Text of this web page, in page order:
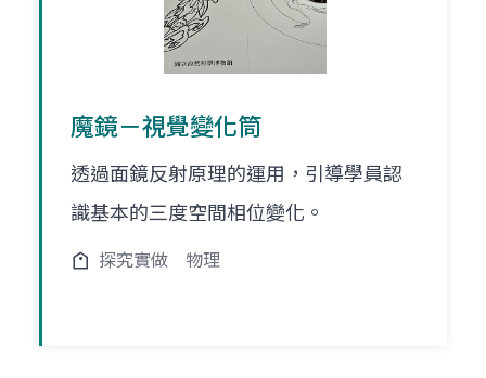
魔鏡－視覺變化筒
透過面鏡反射原理的運用，引導學員認
識基本的三度空間相位變化。
探究實做 物理